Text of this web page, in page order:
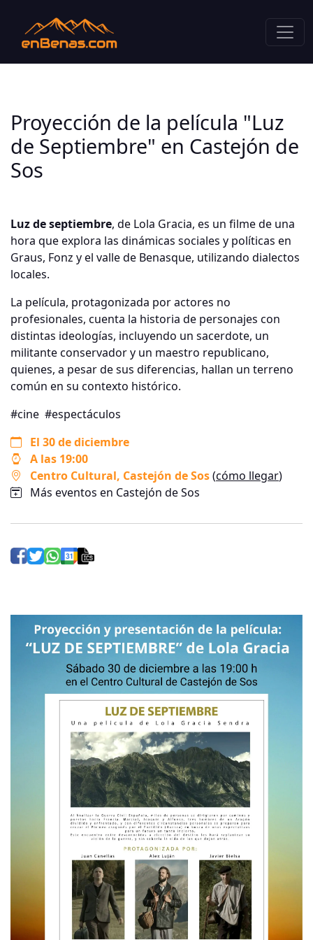
Proyección de la película "Luz
de Septiembre" en Castejón de
Sos
Luz de septiembre, de Lola Gracia, es un filme de una
hora que explora las dinámicas sociales y políticas en
Graus, Fonz y el valle de Benasque, utilizando dialectos
locales.
La película, protagonizada por actores no
profesionales, cuenta la historia de personajes con
distintas ideologías, incluyendo un sacerdote, un
militante conservador y un maestro republicano,
quienes, a pesar de sus diferencias, hallan un terreno
común en su contexto histórico.
#cine #espectáculos
El 30 de diciembre
A las 19:00
Centro Cultural, Castejón de Sos(cómo llegar)
Más eventos en Castejón de Sos